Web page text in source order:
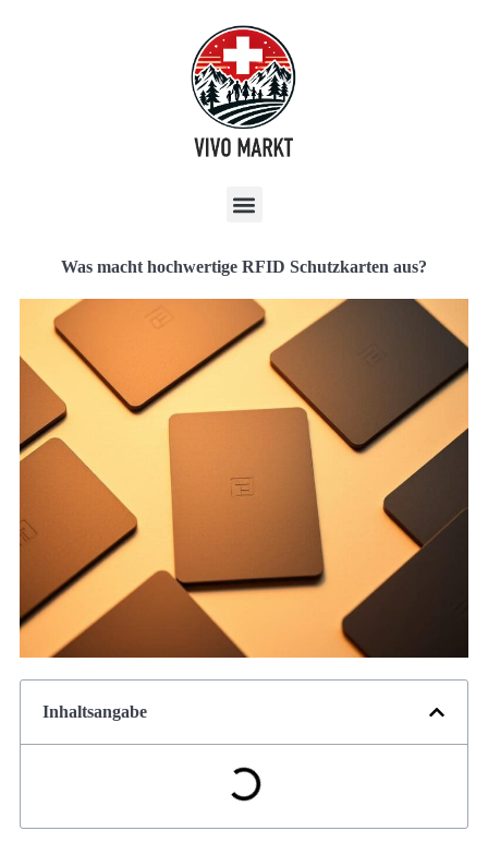
Was macht hochwertige RFID Schutzkarten aus?
Inhaltsangabe